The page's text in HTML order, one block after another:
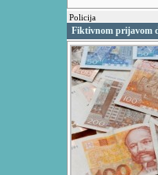
Policija
Fiktivnom prijavom